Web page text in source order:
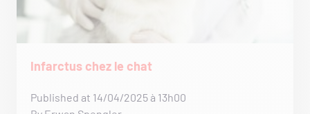
Infarctus chez le chat
Published at 14/04/2025 à 13h00